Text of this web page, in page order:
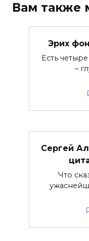
Вам также
Эрих
Есть
–
Сергей
Что